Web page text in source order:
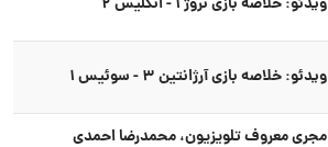
ویدئو: خلاصه بازی آرژانتین ۳ - سوئیس ۱
مجری معروف تلویزیون، محمدرضا احمدی